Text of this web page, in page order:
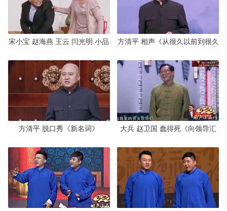
宋小宝 赵海燕 王云 闫光明 小品
方清平 相声《从很久以前到很久
方清平 脱口秀《新名词》
大兵 赵卫国 蠢得死《向领导汇